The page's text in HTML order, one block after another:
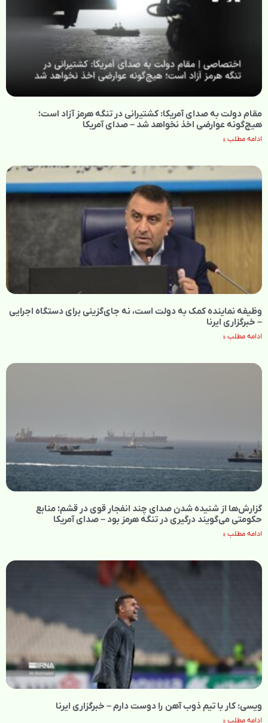
مقام دولت به صدای آمریکا: کشتیرانی در تنگه هرمز آزاد است؛
هیچ‌گونه عوارضی اخذ نخواهد شد – صدای آمریکا
ادامه مطلب »
وظیفه نماینده کمک به دولت است، نه جای‌گزینی برای دستگاه اجرایی
– خبرگزاری ایرنا
ادامه مطلب »
گزارش‌ها از شنیده شدن صدای چند انفجار قوی در قشم؛ منابع
حکومتی می‌گویند درگیری در تنگه هرمز بود – صدای آمریکا
ادامه مطلب »
ویسی: کار با تیم ذوب آهن را دوست دارم – خبرگزاری ایرنا
ادامه مطلب »